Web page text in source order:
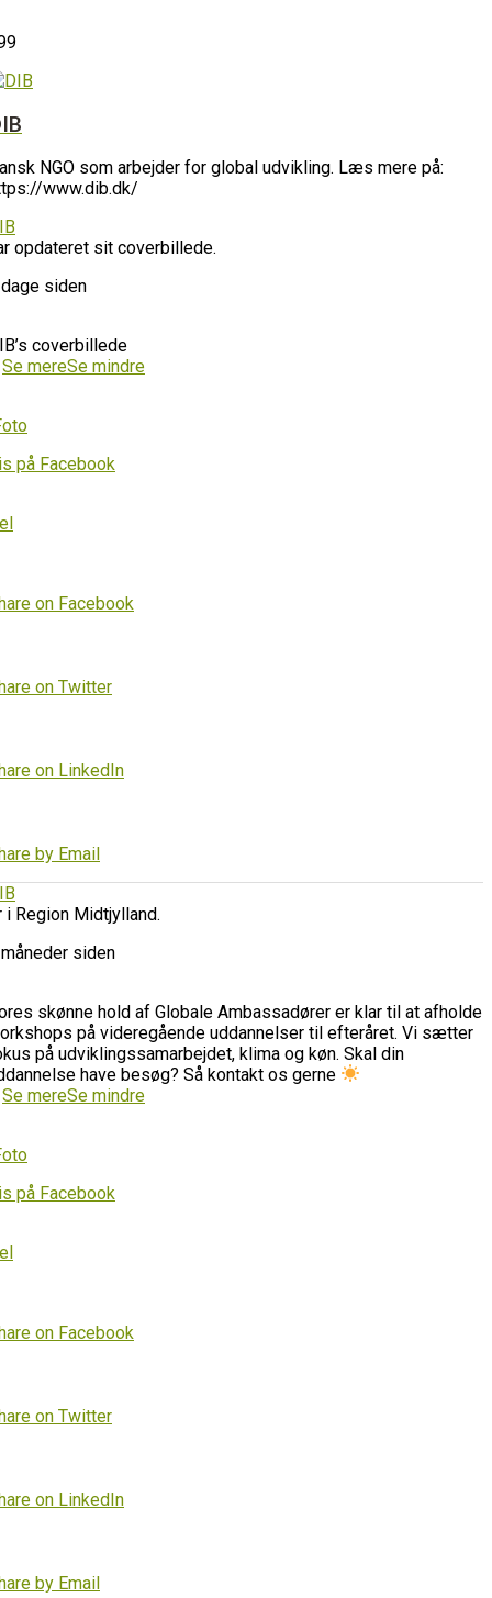
NGO som arbejder for global udvikling. Læs mere på:
www.dib.dk/
opdateret sit coverbillede.
siden
coverbillede
Se mereSe mindre
på Facebook
on Facebook
on Twitter
on LinkedIn
by Email
i Region Midtjylland.
siden
skønne hold af Globale Ambassadører er klar til at afholde
på videregående uddannelser til efteråret. Vi sætter
på udviklingssamarbejdet, klima og køn. Skal din
have besøg? Så kontakt os gerne
Se mereSe mindre
på Facebook
on Facebook
on Twitter
on LinkedIn
by Email